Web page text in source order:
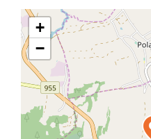
+
−